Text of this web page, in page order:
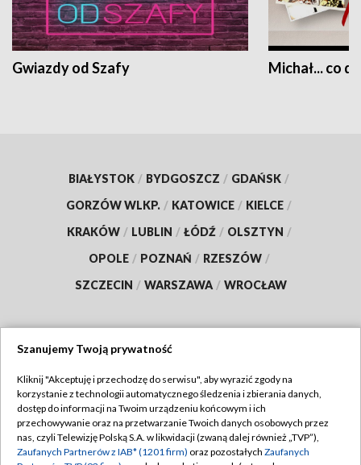
Gwiazdy od Szafy Michał... co
BIAŁYSTOK / BYDGOSZCZ / GDAŃSK /
GORZÓW WLKP. / KATOWICE / KIELCE /
KRAKÓW / LUBLIN / ŁÓDŹ / OLSZTYN /
OPOLE / POZNAŃ / RZESZÓW /
SZCZECIN / WARSZAWA / WROCŁAW
TVP
Abonament TVP
Emisja w TVP
Regulamin TVP
Polityka prywatności
Szanujemy Twoją prywatność
Kliknij "Akceptuję i przechodzę do serwisu", aby wyrazić zgody na
korzystanie z technologii automatycznego śledzenia i zbierania danych,
dostęp do informacji na Twoim urządzeniu końcowym i ich
przechowywanie oraz na przetwarzanie Twoich danych osobowych przez
nas, czyli Telewizję Polską S.A. w likwidacji (zwaną dalej również „TVP”),
Zaufanych Partnerów z IAB* (1201 firm) oraz pozostałych Zaufanych